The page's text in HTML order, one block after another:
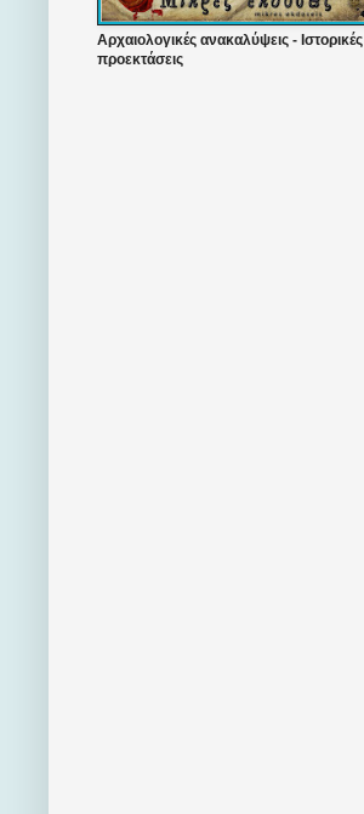
Αρχαιολογικές ανακαλύψεις - Ιστορικές
προεκτάσεις